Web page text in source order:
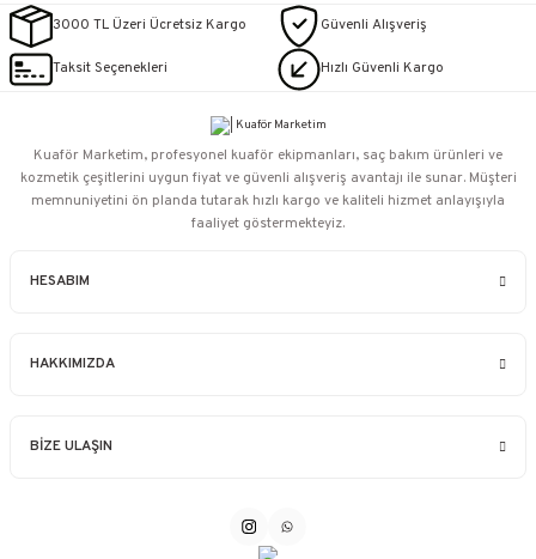
3000 TL Üzeri Ücretsiz Kargo Güvenli Alışveriş
Taksit Seçenekleri Hızlı Güvenli Kargo
HESABIM
HAKKIMIZDA
BİZE ULAŞIN
Kuaför Marketim, profesyonel kuaför ekipmanları, saç bakım ürünleri ve
kozmetik çeşitlerini uygun fiyat ve güvenli alışveriş avantajı ile sunar. Müşteri
memnuniyetini ön planda tutarak hızlı kargo ve kaliteli hizmet anlayışıyla
faaliyet göstermekteyiz.